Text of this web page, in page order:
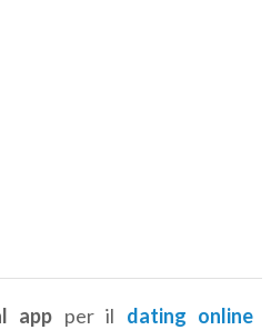
app per il dating online